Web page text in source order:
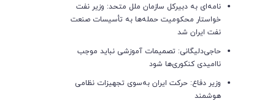
نامه‌ای به دبیرکل سازمان ملل متحد: وزیر نفت
خواستار محکومیت حمله‌ها به تأسیسات صنعت
نفت ایران شد
حاجی‌دلیگانی: تصمیمات آموزشی نباید موجب
ناامیدی کنکوری‌ها شود
وزیر دفاع: حرکت ایران به‌سوی تجهیزات نظامی
هوشمند